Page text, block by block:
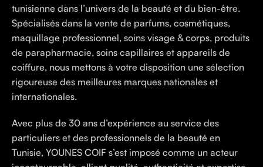
tunisienne dans l’univers de la beauté et du bien-être.
Spécialisés dans la vente de parfums, cosmétiques,
maquillage professionnel, soins visage & corps, produits
de parapharmacie, soins capillaires et appareils de
coiffure, nous mettons à votre disposition une sélection
rigoureuse des meilleures marques nationales et
internationales.
Avec plus de 30 ans d’expérience au service des
particuliers et des professionnels de la beauté en
Tunisie, YOUNES COIF s’est imposé comme un acteur